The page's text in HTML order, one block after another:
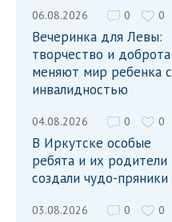
06.08.2026 0 0
Вечеринка для Левы:
творчество и доброта
меняют мир ребенка с
инвалидностью
04.08.2026 0 0
В Иркутске особые
ребята и их родители
создали чудо-пряники
03.08.2026 0 0